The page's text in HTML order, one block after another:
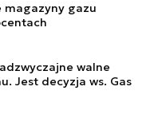
magazyny gazu
walne
Jest decyzja ws. Gas